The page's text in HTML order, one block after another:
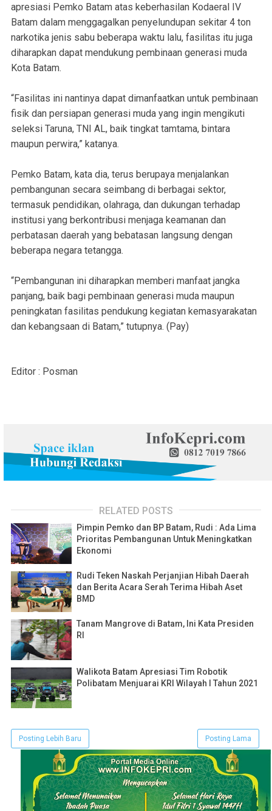
apresiasi Pemko Batam atas keberhasilan Kodaeral IV
Batam dalam menggagalkan penyelundupan sekitar 4 ton
narkotika jenis sabu beberapa waktu lalu, fasilitas itu juga
diharapkan dapat mendukung pembinaan generasi muda
Kota Batam.
“Fasilitas ini nantinya dapat dimanfaatkan untuk pembinaan
fisik dan persiapan generasi muda yang ingin mengikuti
seleksi Taruna, TNI AL, baik tingkat tamtama, bintara
maupun perwira,” katanya.
Pemko Batam, kata dia, terus berupaya menjalankan
pembangunan secara seimbang di berbagai sektor,
termasuk pendidikan, olahraga, dan dukungan terhadap
institusi yang berkontribusi menjaga keamanan dan
perbatasan daerah yang bebatasan langsung dengan
beberapa negara tetangga.
“Pembangunan ini diharapkan memberi manfaat jangka
panjang, baik bagi pembinaan generasi muda maupun
peningkatan fasilitas pendukung kegiatan kemasyarakatan
dan kebangsaan di Batam,” tutupnya. (Pay)
Editor : Posman
RELATED POSTS
Pimpin Pemko dan BP Batam, Rudi : Ada Lima
Prioritas Pembangunan Untuk Meningkatkan
Ekonomi
Rudi Teken Naskah Perjanjian Hibah Daerah
dan Berita Acara Serah Terima Hibah Aset
BMD
Tanam Mangrove di Batam, Ini Kata Presiden
RI
Walikota Batam Apresiasi Tim Robotik
Polibatam Menjuarai KRI Wilayah I Tahun 2021
Posting Lebih Baru Posting Lama